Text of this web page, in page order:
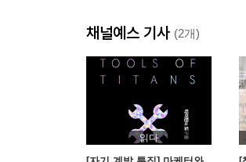
3부 대인관계의 승리
상호의존의 패러다임
습관 5_먼저 이해하고 다음에
습관 6_시너지를 내라
습관 7_끊임없이 쇄신하라
채널예스 기사 (2개)
읽다